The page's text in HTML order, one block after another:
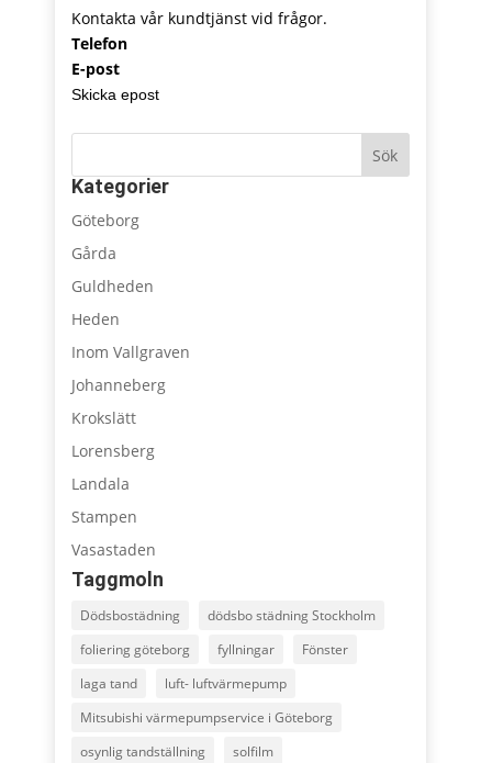
Kontakta vår kundtjänst vid frågor.
Telefon
E-post
Skicka epost
Sök
Kategorier
Göteborg
Gårda
Guldheden
Heden
Inom Vallgraven
Johanneberg
Krokslätt
Lorensberg
Landala
Stampen
Vasastaden
Taggmoln
Dödsbostädning
dödsbo städning Stockholm
foliering göteborg
fyllningar
Fönster
laga tand
luft- luftvärmepump
Mitsubishi värmepumpservice i Göteborg
osynlig tandställning
solfilm